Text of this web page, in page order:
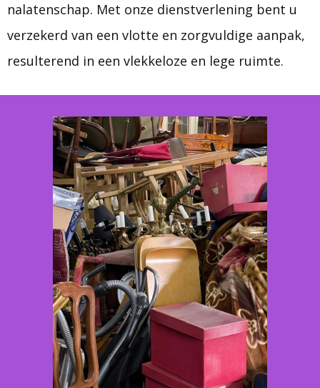
nalatenschap. Met onze dienstverlening bent u
verzekerd van een vlotte en zorgvuldige aanpak,
resulterend in een vlekkeloze en lege ruimte.